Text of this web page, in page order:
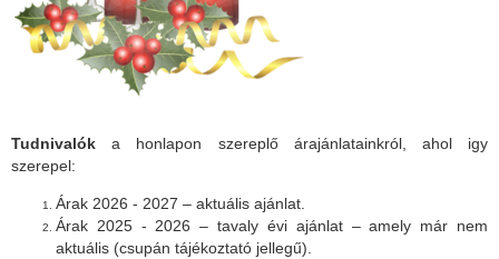
Tudnivalók a honlapon szereplő árajánlatainkról, ahol igy
szerepel:
Árak 2026 - 2027 – aktuális ajánlat.
Árak 2025 - 2026 – tavaly évi ajánlat – amely már nem
aktuális (csupán tájékoztató jellegű).